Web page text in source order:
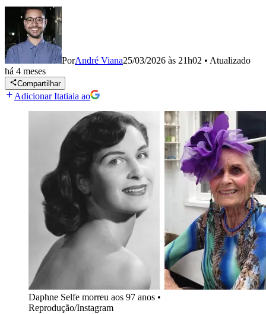
PorAndré Viana25/03/2026 às 21h02 • Atualizado
há 4 meses
Compartilhar
Adicionar Itatiaia ao
Daphne Selfe morreu aos 97 anos •
Reprodução/Instagram